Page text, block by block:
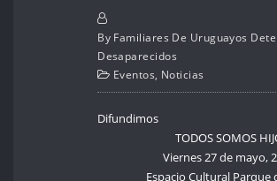
By Familiares De Uruguayos
Desaparecidos
Eventos, Noticias
Difundimos
TODOS SOMOS
Viernes 27 de mayo,
Espacio Cultural Parque